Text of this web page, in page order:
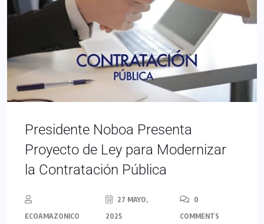
Presidente Noboa Presenta
Proyecto de Ley para Modernizar
la Contratación Pública
ECOAMAZONICO
27 MAYO,
2025
0
COMMENTS